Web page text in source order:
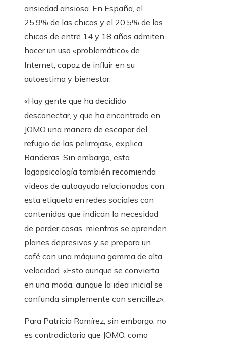
ansiedad ansiosa. En España, el
25,9% de las chicas y el 20,5% de los
chicos de entre 14 y 18 años admiten
hacer un uso «problemático» de
Internet, capaz de influir en su
autoestima y bienestar.
«Hay gente que ha decidido
desconectar, y que ha encontrado en
JOMO una manera de escapar del
refugio de las pelirrojas», explica
Banderas. Sin embargo, esta
logopsicología también recomienda
videos de autoayuda relacionados con
esta etiqueta en redes sociales con
contenidos que indican la necesidad
de perder cosas, mientras se aprenden
planes depresivos y se prepara un
café con una máquina gamma de alta
velocidad. «Esto aunque se convierta
en una moda, aunque la idea inicial se
confunda simplemente con sencillez».
Para Patricia Ramírez, sin embargo, no
es contradictorio que JOMO, como